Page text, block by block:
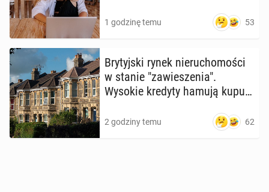
1 godzinę temu 53
Bry­tyj­ski rynek nie­ru­cho­mo­ści
w stanie "za­wie­sze­nia".
Wysokie kredyty hamują ku­pu­
2 godziny temu 62